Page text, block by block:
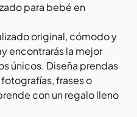
para bebé en
original, cómodo y
encontrarás la mejor
únicos. Diseña prendas
frases o
con un regalo lleno